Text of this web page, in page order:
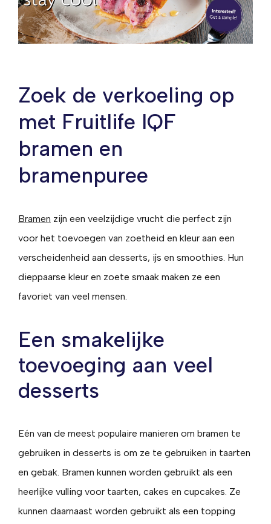
Zoek de verkoeling op
met Fruitlife IQF
bramen en
bramenpuree
Bramen zijn een veelzijdige vrucht die perfect zijn
voor het toevoegen van zoetheid en kleur aan een
verscheidenheid aan desserts, ijs en smoothies. Hun
dieppaarse kleur en zoete smaak maken ze een
favoriet van veel mensen.
Een smakelijke
toevoeging aan veel
desserts
Eén van de meest populaire manieren om bramen te
gebruiken in desserts is om ze te gebruiken in taarten
en gebak. Bramen kunnen worden gebruikt als een
heerlijke vulling voor taarten, cakes en cupcakes. Ze
kunnen daarnaast worden gebruikt als een topping